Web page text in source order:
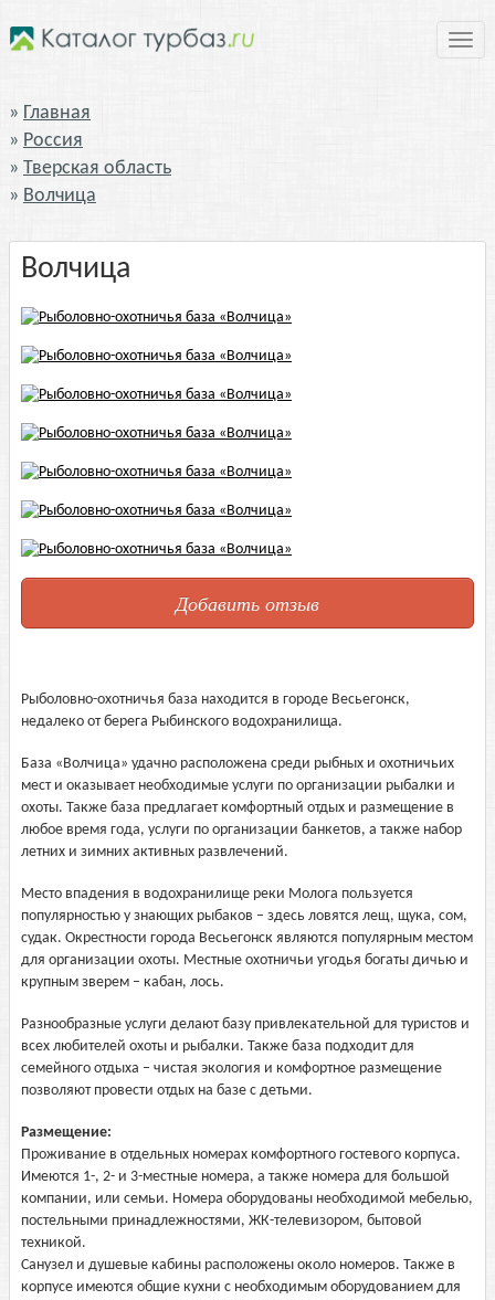
Главная
Россия
Тверская область
Волчица
Волчица
Добавить отзыв
Рыболовно-охотничья база находится в городе Весьегонск,
недалеко от берега Рыбинского водохранилища.
База «Волчица» удачно расположена среди рыбных и охотничьих
мест и оказывает необходимые услуги по организации рыбалки и
охоты. Также база предлагает комфортный отдых и размещение в
любое время года, услуги по организации банкетов, а также набор
летних и зимних активных развлечений.
Место впадения в водохранилище реки Молога пользуется
популярностью у знающих рыбаков – здесь ловятся лещ, щука, сом,
судак. Окрестности города Весьегонск являются популярным местом
для организации охоты. Местные охотничьи угодья богаты дичью и
крупным зверем – кабан, лось.
Разнообразные услуги делают базу привлекательной для туристов и
всех любителей охоты и рыбалки. Также база подходит для
семейного отдыха – чистая экология и комфортное размещение
позволяют провести отдых на базе с детьми.
Размещение:
Проживание в отдельных номерах комфортного гостевого корпуса.
Имеются 1-, 2- и 3-местные номера, а также номера для большой
компании, или семьи. Номера оборудованы необходимой мебелью,
постельными принадлежностями, ЖК-телевизором, бытовой
техникой.
Санузел и душевые кабины расположены около номеров. Также в
корпусе имеются общие кухни с необходимым оборудованием для